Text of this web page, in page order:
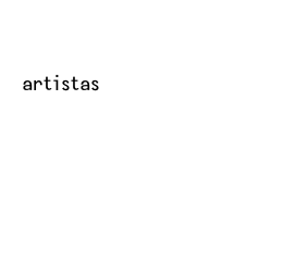
artistas